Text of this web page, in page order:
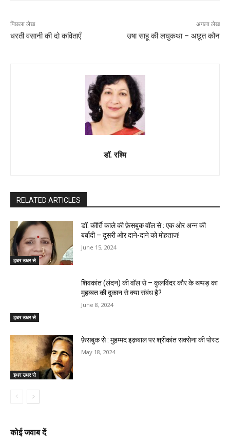
पिछला लेख
धरती वसानी की दो कविताएँ
अगला लेख
उषा साहू की लघुकथा – अछूत कौन
डॉ. रश्मि
RELATED ARTICLES
इधर उधर से
डॉ. कीर्ति काले की फ़ेसबुक वॉल से : एक ओर अन्न की
बर्बादी – दूसरी ओर दाने-दाने को मोहताज!
June 15, 2024
इधर उधर से
शिवकांत (लंदन) की वॉल से – कुलविंदर कौर के थप्पड़ का
मुहब्बत की दुकान से क्या संबंध है?
June 8, 2024
इधर उधर से
फ़ेसबुक से : मुहम्मद इक़बाल पर श्रीकांत सक्सेना की पोस्ट
May 18, 2024
कोई जवाब दें